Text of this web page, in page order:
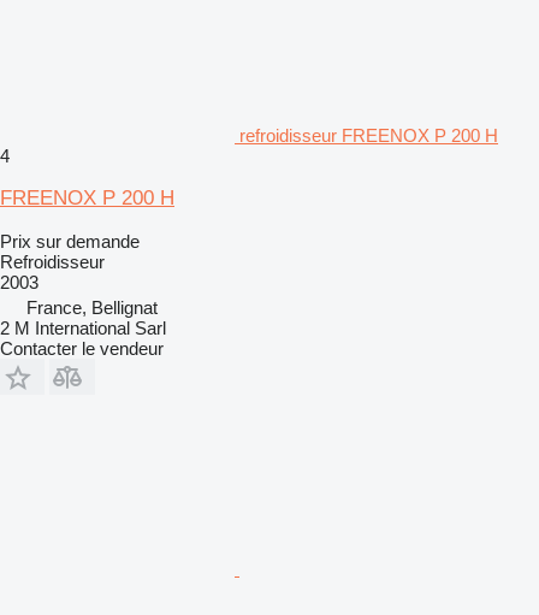
refroidisseur FREENOX P 200 H
4
FREENOX P 200 H
Prix sur demande
Refroidisseur
2003
France, Bellignat
2 M International Sarl
Contacter le vendeur